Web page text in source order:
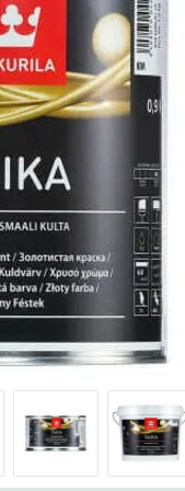
по металлу
антикорозийные
под декоративные
для гипсокартона
под штукатурку
для паркета и
для мебели
яхтные
для бани и сауны
для бетона и камня
масла для внутренних